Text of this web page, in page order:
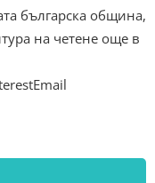
българска община,
на четене още в